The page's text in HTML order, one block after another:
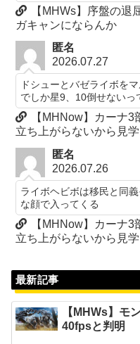
【MHWs】序盤の退
ガキャンにならんか
匿名
2026.07.27
ドシューとバゼライボを
でしか星9、10倒せないっ
【MHNow】カーナ
立ち上がらないから見
匿名
2026.07.26
ライボヘビボは移民と同
な顔で入ってくる
【MHNow】カーナ
立ち上がらないから見
最新記事
【MHWs】モ
40fpsと判明